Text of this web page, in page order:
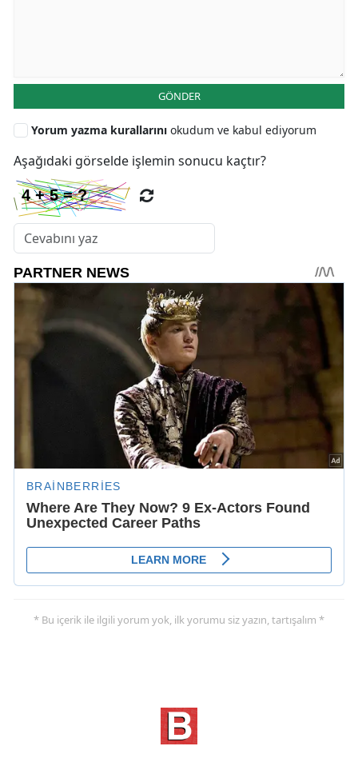
GÖNDER
Yorum yazma kurallarını okudum ve kabul ediyorum
Aşağıdaki görselde işlemin sonucu kaçtır?
* Bu içerik ile ilgili yorum yok, ilk yorumu siz yazın, tartışalım *